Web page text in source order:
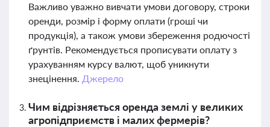
Важливо уважно вивчати умови договору, строки
оренди, розмір і форму оплати (гроші чи
продукція), а також умови збереження родючості
ґрунтів. Рекомендується прописувати оплату з
урахуванням курсу валют, щоб уникнути
знецінення. Джерело
Чим відрізняється оренда землі у великих
агропідприємств і малих фермерів?